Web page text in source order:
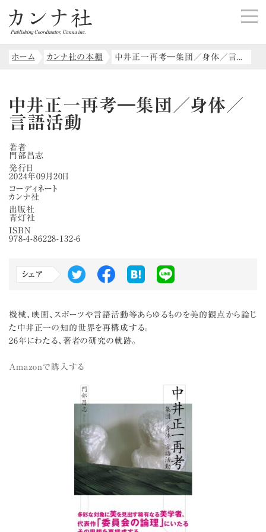
ホーム カンナ社の本棚 中井正一再考―集団／身体／言語活動
中井正一再考―集団／身体／
言語活動
著者
門部昌志
発行日
2024年09月20日
コーディネート
カンナ社
出版社
青灯社
ISBN
978-4-86228-132-6
シェア
機械、映画、スポーツや言語活動等あらゆるものを美的観点から論じ
た中井正一の知的世界を再構成する。
26年にわたる、著者の研究の軌跡。
Amazonで購入する